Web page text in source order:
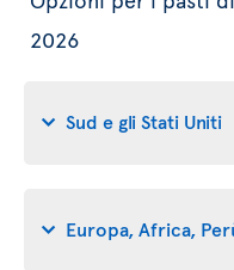
2026
Sud e gli Stati Uniti
Europa, Africa,